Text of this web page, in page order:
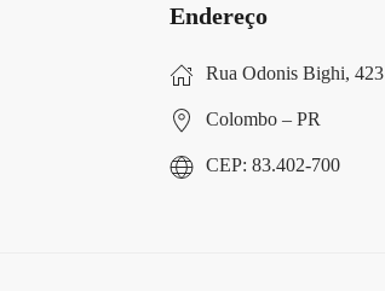
Endereço
Rua Odonis Bighi, 423
Colombo – PR
CEP: 83.402-700